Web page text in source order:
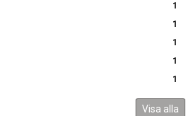
1
1
1
1
1
Visa alla